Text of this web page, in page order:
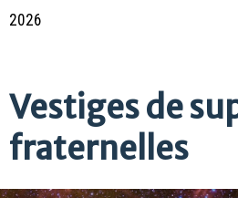
2026
Vestiges de
fraternelles